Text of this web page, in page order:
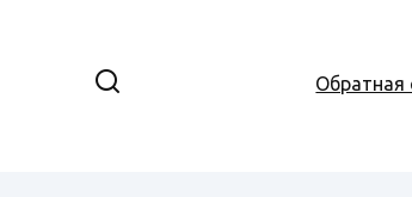
Обратная